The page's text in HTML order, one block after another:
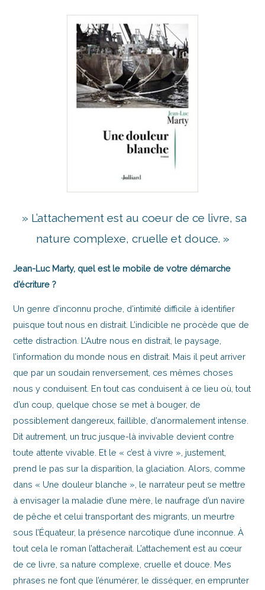
» L’attachement est au coeur de ce livre, sa
nature complexe, cruelle et douce. »
Jean-Luc Marty, quel est le mobile de votre démarche
d’écriture ?
Un genre d’inconnu proche, d’intimité difficile à identifier
puisque tout nous en distrait. L’indicible ne procède que de
cette distraction. L’Autre nous en distrait, le paysage,
l’information du monde nous en distrait. Mais il peut arriver
que par un soudain renversement, ces mêmes choses
nous y conduisent. En tout cas conduisent à ce lieu où, tout
d’un coup, quelque chose se met à bouger, de
possiblement dangereux, faillible, d’anormalement intense.
Dit autrement, un truc jusque-là invivable devient contre
toute attente vivable. Et le « c’est à vivre », justement,
prend le pas sur la disparition, la glaciation. Alors, comme
dans « Une douleur blanche », le narrateur peut se mettre
à envisager la maladie d’une mère, le naufrage d’un navire
de pêche et celui transportant des migrants, un meurtre
sous l’Équateur, la présence narcotique d’une inconnue. À
tout cela le roman l’attacherait. L’attachement est au cœur
de ce livre, sa nature complexe, cruelle et douce. Mes
phrases ne font que l’énumérer, le disséquer, en emprunter